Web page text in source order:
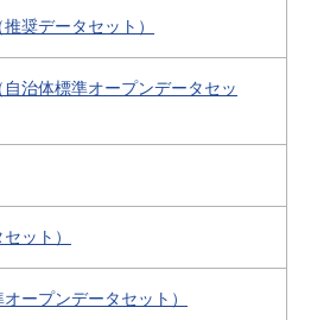
奨データセット）
治体標準オープンデータセッ
ット）
ープンデータセット）